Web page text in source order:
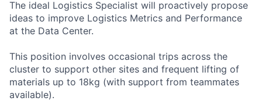
The ideal Logistics Specialist will proactively propose
ideas to improve Logistics Metrics and Performance
at the Data Center.
This position involves occasional trips across the
cluster to support other sites and frequent lifting of
materials up to 18kg (with support from teammates
available).